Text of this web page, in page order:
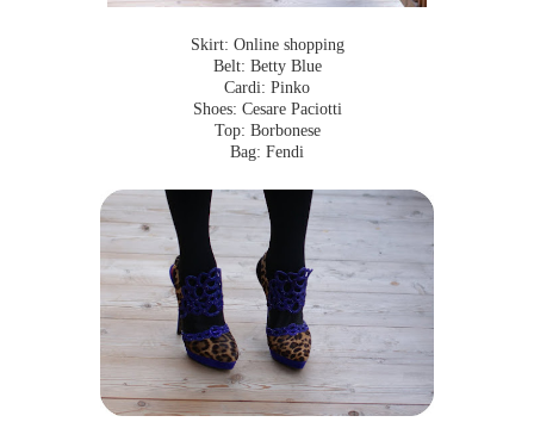
Skirt: Online shopping
Belt: Betty Blue
Cardi: Pinko
Shoes: Cesare Paciotti
Top: Borbonese
Bag: Fendi